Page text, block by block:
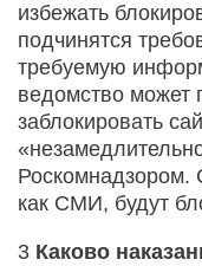
избежать
подчинятся
требуемую
ведомство может
заблокировать
Роскомнадзором.
как СМИ, будут
3 Каково